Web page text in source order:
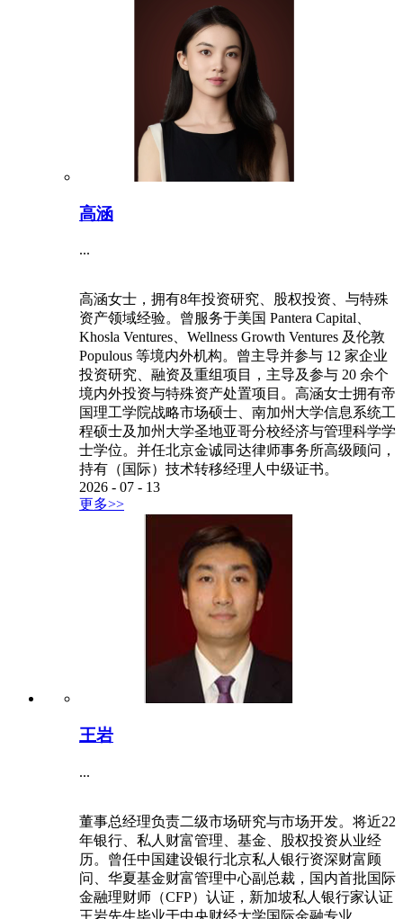
高涵
...
高涵女士，拥有8年投资研究、股权投资、与特殊
资产领域经验。曾服务于美国 Pantera Capital、
Khosla Ventures、Wellness Growth Ventures 及伦敦
Populous 等境内外机构。曾主导并参与 12 家企业
投资研究、融资及重组项目，主导及参与 20 余个
境内外投资与特殊资产处置项目。高涵女士拥有帝
国理工学院战略市场硕士、南加州大学信息系统工
程硕士及加州大学圣地亚哥分校经济与管理科学学
士学位。并任北京金诚同达律师事务所高级顾问，
持有（国际）技术转移经理人中级证书。
2026 - 07 - 13
更多>>
王岩
...
董事总经理负责二级市场研究与市场开发。将近22
年银行、私人财富管理、基金、股权投资从业经
历。曾任中国建设银行北京私人银行资深财富顾
问、华夏基金财富管理中心副总裁，国内首批国际
金融理财师（CFP）认证，新加坡私人银行家认证
王岩先生毕业于中央财经大学国际金融专业